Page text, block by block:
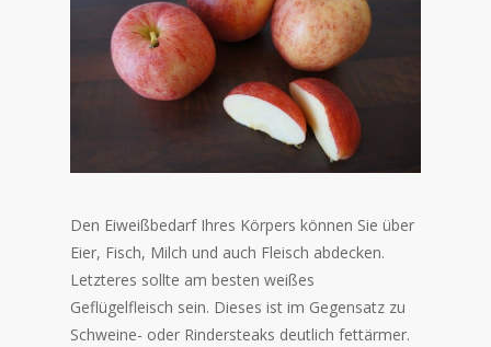
Den Eiweißbedarf Ihres Körpers können Sie über
Eier, Fisch, Milch und auch Fleisch abdecken.
Letzteres sollte am besten weißes
Geflügelfleisch sein. Dieses ist im Gegensatz zu
Schweine- oder Rindersteaks deutlich fettärmer.